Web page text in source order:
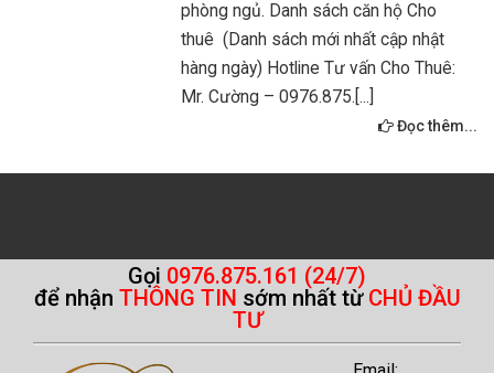
phòng ngủ. Danh sách căn hộ Cho
thuê (Danh sách mới nhất cập nhật
hàng ngày) Hotline Tư vấn Cho Thuê:
Mr. Cường – 0976.875.[...]
Đọc thêm...
Gọi 0976.875.161 (24/7)
để nhận THÔNG TIN sớm nhất từ CHỦ ĐẦU
TƯ